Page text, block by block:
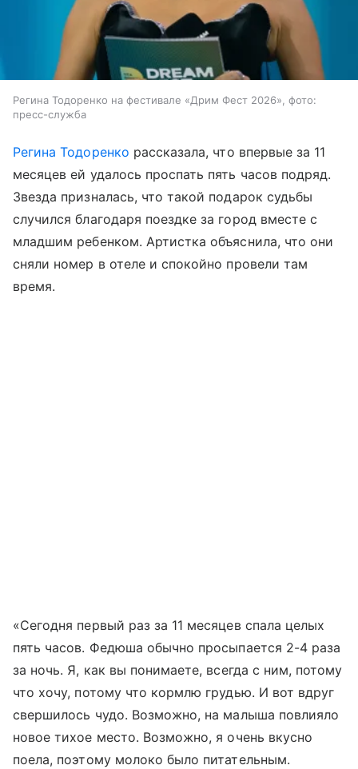
Регина Тодоренко на фестивале «Дрим Фест 2026», фото:
пресс-служба
Регина Тодоренко рассказала, что впервые за 11
месяцев ей удалось проспать пять часов подряд.
Звезда призналась, что такой подарок судьбы
случился благодаря поездке за город вместе с
младшим ребенком. Артистка объяснила, что они
сняли номер в отеле и спокойно провели там
время.
«Сегодня первый раз за 11 месяцев спала целых
пять часов. Федюша обычно просыпается 2-4 раза
за ночь. Я, как вы понимаете, всегда с ним, потому
что хочу, потому что кормлю грудью. И вот вдруг
свершилось чудо. Возможно, на малыша повлияло
новое тихое место. Возможно, я очень вкусно
поела, поэтому молоко было питательным.